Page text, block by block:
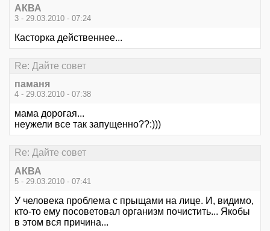
АКВА
3 - 29.03.2010 - 07:24
Касторка действеннее...
Re: Дайте совет
паманя
4 - 29.03.2010 - 07:38
мама дорогая...
неужели все так запущенно??:)))
Re: Дайте совет
АКВА
5 - 29.03.2010 - 07:41
У человека проблема с прыщами на лице. И, видимо,
кто-то ему посоветовал организм почистить... Якобы
в этом вся причина...